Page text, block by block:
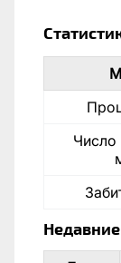
Число